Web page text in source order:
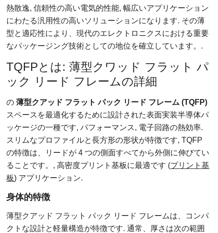
熱散逸, 信頼性の高い電気的性能, 幅広いアプリケーション
にわたる汎用性の高いソリューションになります. その薄
型と適応性により、現代のエレクトロニクスにおける重要
なパッケージング技術としての地位を確立しています。.
TQFPとは: 薄型クワッド フラット パ
ック リード フレームの詳細
の薄型クアッド フラット パック リード フレーム (TQFP)
スペースを最適化するために設計された表面実装半導体パ
ッケージの一種です, パフォーマンス, 電子回路の熱効率.
スリムなプロファイルと長方形の形状が特徴です, TQFP
の特徴は、リードが 4 つの側面すべてから外側に伸びてい
ることです。, 高密度プリント基板に最適です (プリント基
板) アプリケーション.
身体的特徴
薄型クアッド フラット パック リード フレームは、コンパ
クトな設計と軽量構造が特徴です. 通常、厚さは次の範囲